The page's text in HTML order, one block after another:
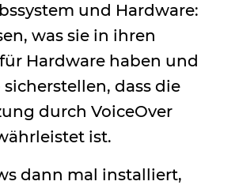
und Hardware:
was sie in ihren
Hardware haben und
dass die
durch VoiceOver
ist.
dann mal installiert,